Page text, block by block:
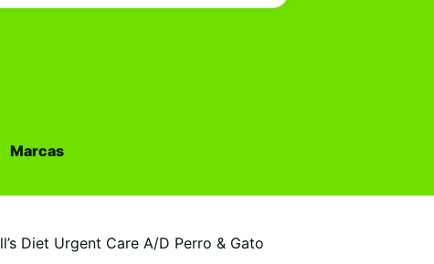
Marcas
Diet Urgent Care A/D Perro & Gato